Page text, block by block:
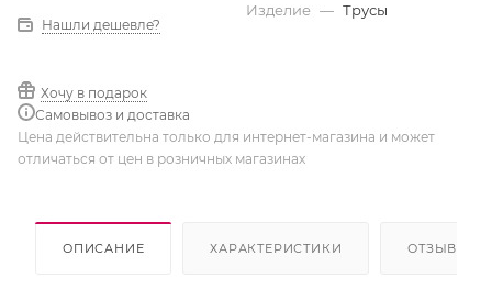
Нашли дешевле?
Хочу в подарок
Самовывоз и доставка
Изделие — Трусы
Цена действительна только для интернет-магазина и может
отличаться от цен в розничных магазинах
ОПИСАНИЕ ХАРАКТЕРИСТИКИ ОТЗЫВЫ